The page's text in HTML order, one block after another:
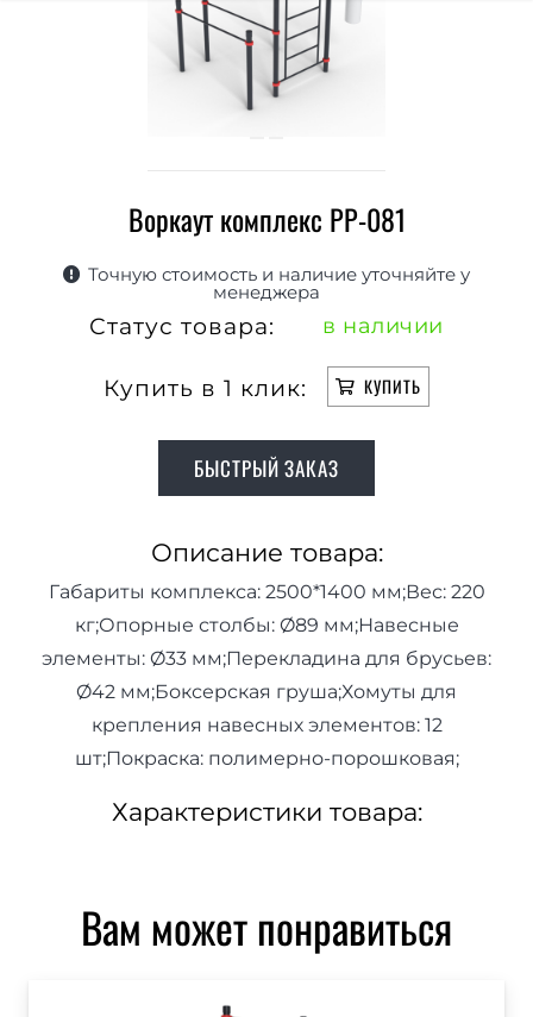
Воркаут комплекс РР-081
Точную стоимость и наличие уточняйте у
менеджера
Статус товара: в наличии
Купить в 1 клик: КУПИТЬ
БЫСТРЫЙ ЗАКАЗ
Описание товара:
Габариты комплекса: 2500*1400 мм;Вес: 220
кг;Опорные столбы: Ø89 мм;Навесные
элементы: Ø33 мм;Перекладина для брусьев:
Ø42 мм;Боксерская груша;Хомуты для
крепления навесных элементов: 12
шт;Покраска: полимерно-порошковая;
Характеристики товара:
Вам может понравиться